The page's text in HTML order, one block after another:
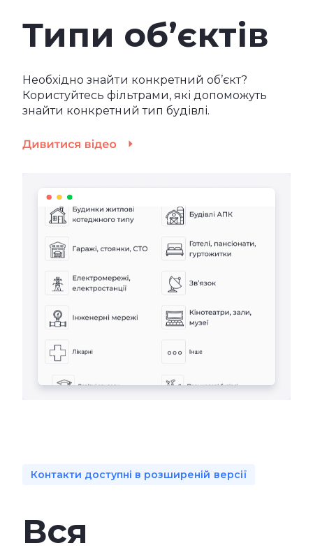
Типи об’єктів
Необхідно знайти конкретний об’єкт?
Користуйтесь фільтрами, які допоможуть
знайти конкретний тип будівлі.
Контакти доступні в розширеній версії
Вся